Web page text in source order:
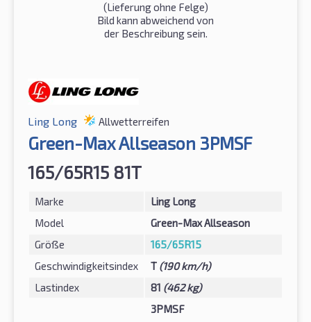
(Lieferung ohne Felge)
Bild kann abweichend von
der Beschreibung sein.
Ling Long Allwetterreifen
Green-Max Allseason 3PMSF
165/65R15 81T
Marke
Ling Long
Model
Green-Max Allseason
Größe
165/65R15
Geschwindigkeitsindex
T (190 km/h)
Lastindex
81 (462 kg)
3PMSF